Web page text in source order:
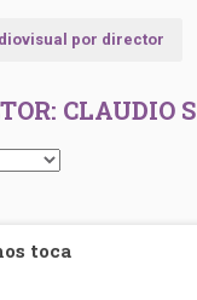
por director
CLAUDIO
toca